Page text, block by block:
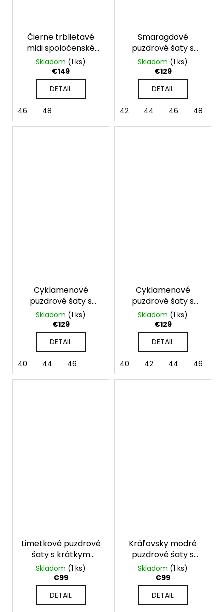
Čierne trblietavé
midi spoločenské
šaty
Skladom (1 ks)
€149
DETAIL
46 48
Smaragdové
puzdrové šaty s
krátkym rukávom
Olivia
Skladom (1 ks)
€129
DETAIL
42 44 46 48
Cyklamenové
puzdrové šaty s
dlhým rukávom
Skladom (1 ks)
€129
DETAIL
40 44 46
Cyklamenové
puzdrové šaty s
krátkym rukávom
Nellie
Skladom (1 ks)
€129
DETAIL
40 42 44 46
Limetkové puzdrové
šaty s krátkym
rukávom
Skladom (1 ks)
€99
DETAIL
Kráľovsky modré
puzdrové šaty s
krátkym rukávom
Elise
Skladom (1 ks)
€99
DETAIL